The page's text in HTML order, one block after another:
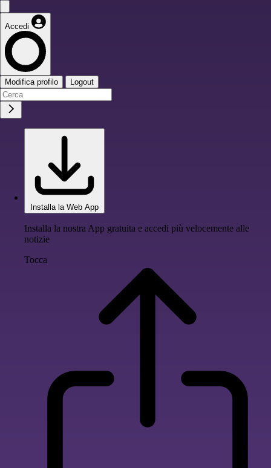
Accedi
Modifica profilo Logout
Installa la Web App
Installa la nostra App gratuita e accedi più velocemente alle
notizie
Tocca